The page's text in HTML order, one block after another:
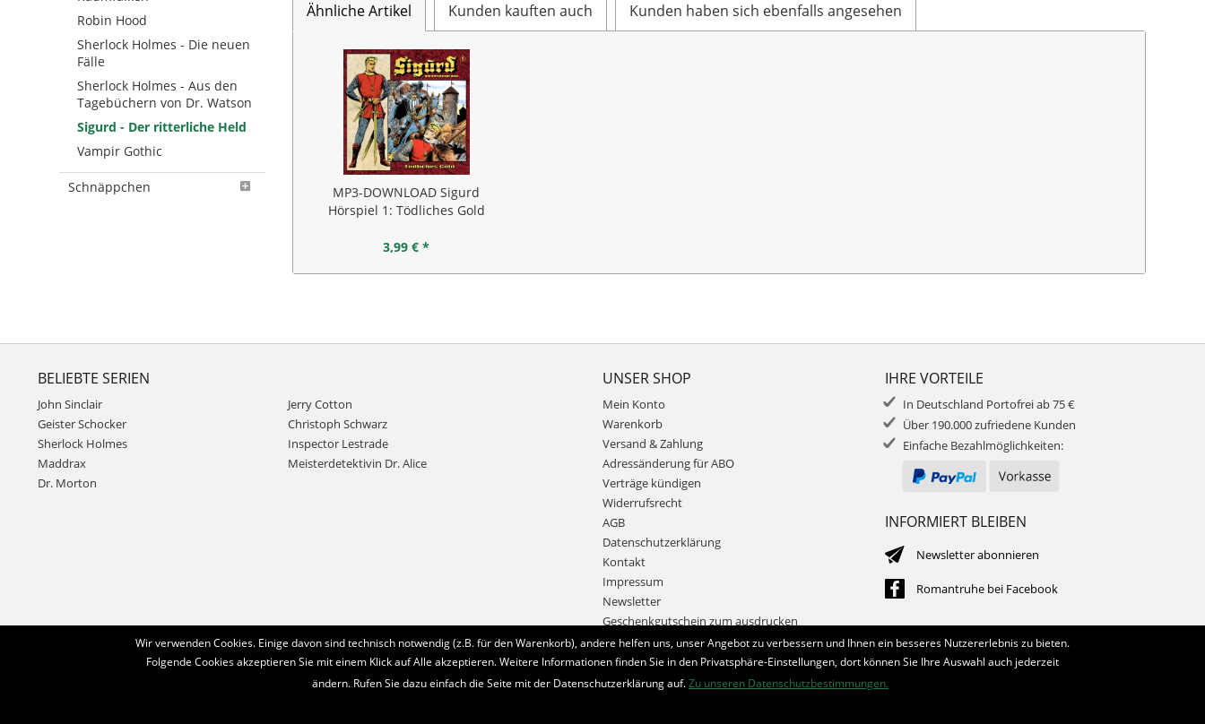
Robin Hood
Sherlock Holmes - Die neuen
Fälle
Sherlock Holmes - Aus den
Tagebüchern von Dr. Watson
Sigurd - Der ritterliche Held
Vampir Gothic
Schnäppchen
Ähnliche Artikel Kunden kauften auch Kunden haben sich ebenfalls angesehen
MP3-DOWNLOAD Sigurd
Hörspiel 1: Tödliches Gold
3,99 € *
BELIEBTE SERIEN
John Sinclair
Geister Schocker
Sherlock Holmes
Maddrax
Dr. Morton
Jerry Cotton
Christoph Schwarz
Inspector Lestrade
Meisterdetektivin Dr. Alice
UNSER SHOP
Mein Konto
Warenkorb
Versand & Zahlung
Adressänderung für ABO
Verträge kündigen
Widerrufsrecht
AGB
Datenschutzerklärung
Kontakt
Impressum
Newsletter
Geschenkgutschein zum ausdrucken
IHRE VORTEILE
In Deutschland Portofrei ab 75 €
Über 190.000 zufriedene Kunden
Einfache Bezahlmöglichkeiten:
INFORMIERT BLEIBEN
Newsletter abonnieren
Romantruhe bei Facebook
Bestellung widerrufen
Wir verwenden Cookies. Einige davon sind technisch notwendig (z.B. für den Warenkorb), andere helfen uns, unser Angebot zu verbessern und Ihnen ein besseres Nutzererlebnis zu bieten.
Folgende Cookies akzeptieren Sie mit einem Klick auf Alle akzeptieren. Weitere Informationen finden Sie in den Privatsphäre-Einstellungen, dort können Sie Ihre Auswahl auch jederzeit
ändern. Rufen Sie dazu einfach die Seite mit der Datenschutzerklärung auf.Zu unseren Datenschutzbestimmungen.